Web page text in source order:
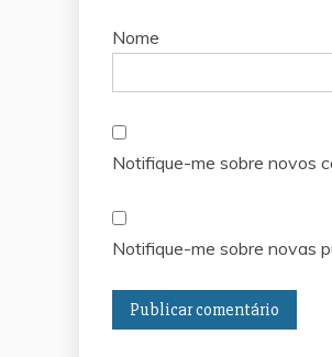
Nome
Notifique-me sobre novos
Notifique-me sobre novas